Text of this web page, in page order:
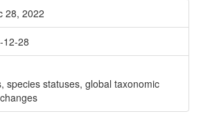
28, 2022
12-28
species statuses, global taxonomic